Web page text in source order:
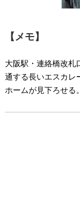
【メモ】
大阪駅・連絡橋改札
通する長いエスカレ
ホームが見下ろせる。